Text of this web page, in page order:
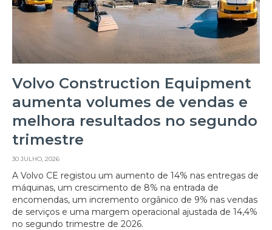
Volvo Construction Equipment
aumenta volumes de vendas e
melhora resultados no segundo
trimestre
30 JULHO, 2026
A Volvo CE registou um aumento de 14% nas entregas de
máquinas, um crescimento de 8% na entrada de
encomendas, um incremento orgânico de 9% nas vendas
de serviços e uma margem operacional ajustada de 14,4%
no segundo trimestre de 2026.